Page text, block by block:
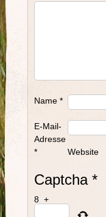
Name *
E-Mail-
Adresse
*
Website
Captcha*
8 +